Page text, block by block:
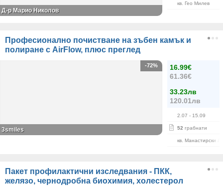
кв. Гео Милев
Д-р Марио Николов
Професионално почистване на зъбен камък и
полиране с AirFlow, плюс преглед
16.99€
61.36€
33.23лв
120.01лв
2.07 - 15.09
52 грабнати
кв. Манастирски
-72%
3smiles
Пакет профилактични изследвания - ПКК,
желязо, чернодробна биохимия, холестерол